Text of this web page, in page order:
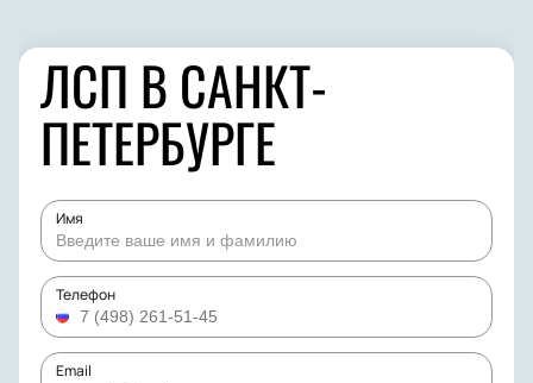
ЛСП В САНКТ-
ПЕТЕРБУРГЕ
Имя
Телефон
Email